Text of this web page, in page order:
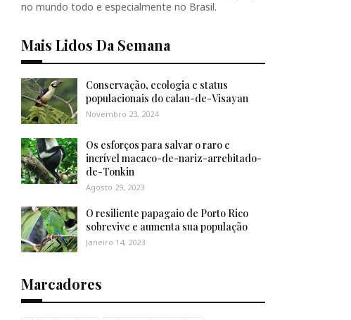
no mundo todo e especialmente no Brasil.
Mais Lidos Da Semana
Conservação, ecologia e status
populacionais do calau-de-Visayan
Novembro 23, 2024
Os esforços para salvar o raro e
incrível macaco-de-nariz-arrebitado-
de-Tonkin
Agosto 29, 2023
O resiliente papagaio de Porto Rico
sobrevive e aumenta sua população
Janeiro 14, 2023
Marcadores